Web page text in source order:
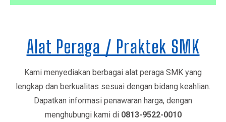
Alat Peraga / Praktek SMK
Kami menyediakan berbagai alat peraga SMK yang
lengkap dan berkualitas sesuai dengan bidang keahlian.
Dapatkan informasi penawaran harga, dengan
menghubungi kami di 0813-9522-0010